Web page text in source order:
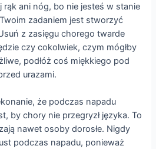
rąk ani nóg, bo nie jesteś w stanie
zadaniem jest stworzyć
z zasięgu chorego twarde
czy cokolwiek, czym mógłby
podłóż coś miękkiego pod
urazami.
że podczas napadu
by chory nie przegryzł języka. To
nawet osoby dorosłe. Nigdy
podczas napadu, ponieważ